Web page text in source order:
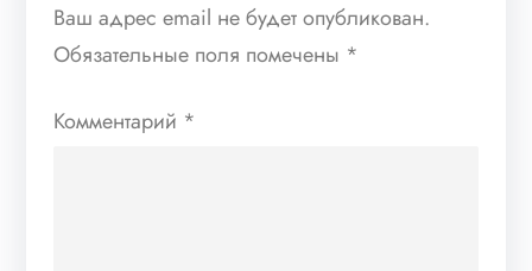
Ваш адрес email не будет опубликован.
Обязательные поля помечены *
Комментарий *